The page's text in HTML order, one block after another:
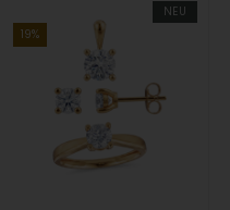
NEU
19%